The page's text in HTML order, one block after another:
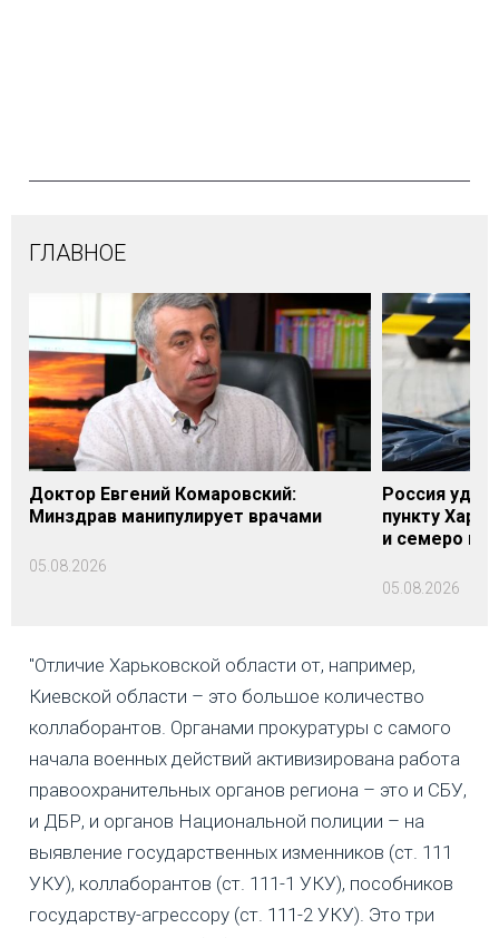
ГЛАВНОЕ
Доктор Евгений Комаровский:
Минздрав манипулирует врачами
05.08.2026
Россия
пункту
и семеро
05.08.2026
"Отличие Харьковской области от, например,
Киевской области – это большое количество
коллаборантов. Органами прокуратуры с самого
начала военных действий активизирована работа
правоохранительных органов региона – это и СБУ,
и ДБР, и органов Национальной полиции – на
выявление государственных изменников (ст. 111
УКУ), коллаборантов (ст. 111-1 УКУ), пособников
государству-агрессору (ст. 111-2 УКУ). Это три